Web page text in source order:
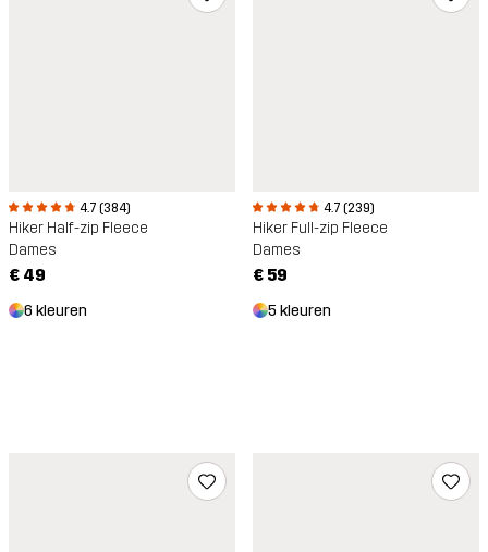
4.7 (384)
Hiker Half-zip Fleece
Dames
€ 49
6 kleuren
4.7 (239)
Hiker Full-zip Fleece
Dames
€ 59
5 kleuren